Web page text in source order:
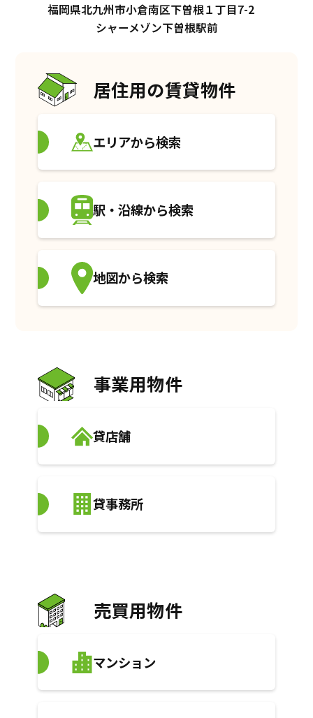
福岡県北九州市小倉南区下曽根１丁目7-2
シャーメゾン下曽根駅前
居住用の賃貸物件
エリアから検索
駅・沿線から検索
地図から検索
事業用物件
貸店舗
貸事務所
売買用物件
マンション